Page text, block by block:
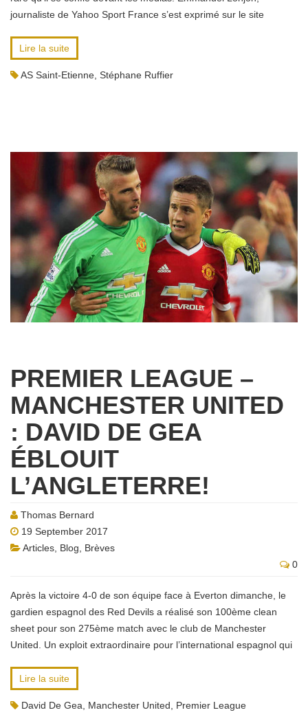
journaliste de Yahoo Sport France s’est exprimé sur le site
Lire la suite
AS Saint-Etienne Stéphane Ruffier
PREMIER LEAGUE –
MANCHESTER UNITED
: DAVID DE GEA
ÉBLOUIT
L’ANGLETERRE!
Thomas Bernard
19 September 2017
Articles Blog
Brèves
0
Après la victoire 4-0 de son équipe face à Everton dimanche, le
gardien espagnol des Red Devils a réalisé son 100ème clean
sheet pour son 275ème match avec le club de Manchester
United. Un exploit extraordinaire pour l’international espagnol qui
Lire la suite
David De Gea Manchester United Premier League